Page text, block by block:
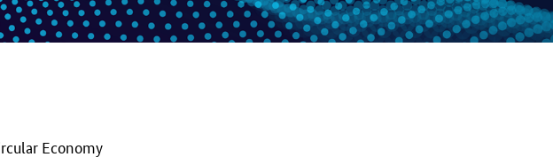
Economy